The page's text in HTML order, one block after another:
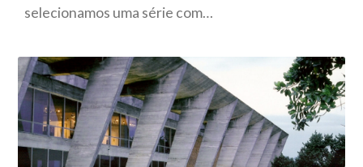
selecionamos uma série com…